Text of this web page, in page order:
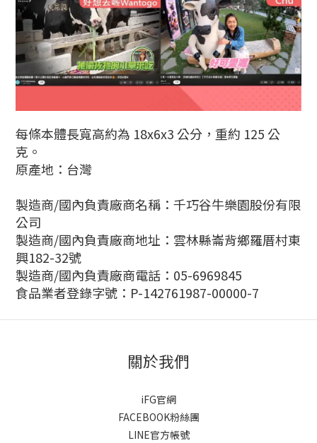
每條本體長寬高約為 18x6x3 公分，重約 125 公
克。
原產地：台灣
製造商/國內負責廠商名稱：千巧谷牛樂園股份有限
公司
製造商/國內負責廠商地址：雲林縣崙背鄉羅厝村東
興182-32號
製造商/國內負責廠商電話：05-6969845
食品業者登錄字號：P-142761987-00000-7
關於我們
iFG官網
FACEBOOK粉絲團
LINE官方帳號